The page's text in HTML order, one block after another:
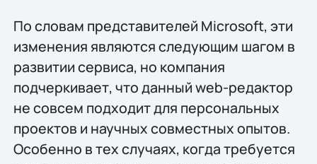
По словам представителей Microsoft, эти
изменения являются следующим шагом в
развитии сервиса, но компания
подчеркивает, что данный web-редактор
не совсем подходит для персональных
проектов и научных совместных опытов.
Особенно в тех случаях, когда требуется